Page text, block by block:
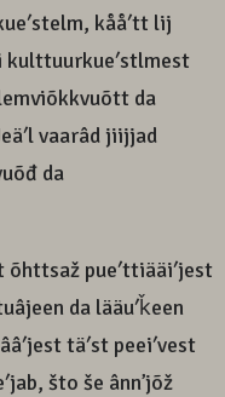
kååʹtt lij
kulttuurkueʹstlmest
da
vaarâd jiijjad
da
pueʹttiääiʹjest
da lääuʹǩeen
täʹst peeiʹvest
što še ânnʼjõž